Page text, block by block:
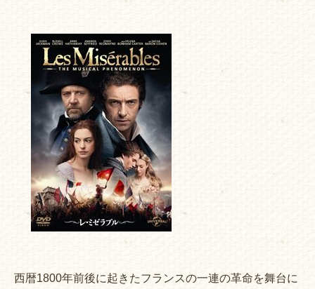
西暦1800年前後に起きたフランスの一連の革命を舞台に